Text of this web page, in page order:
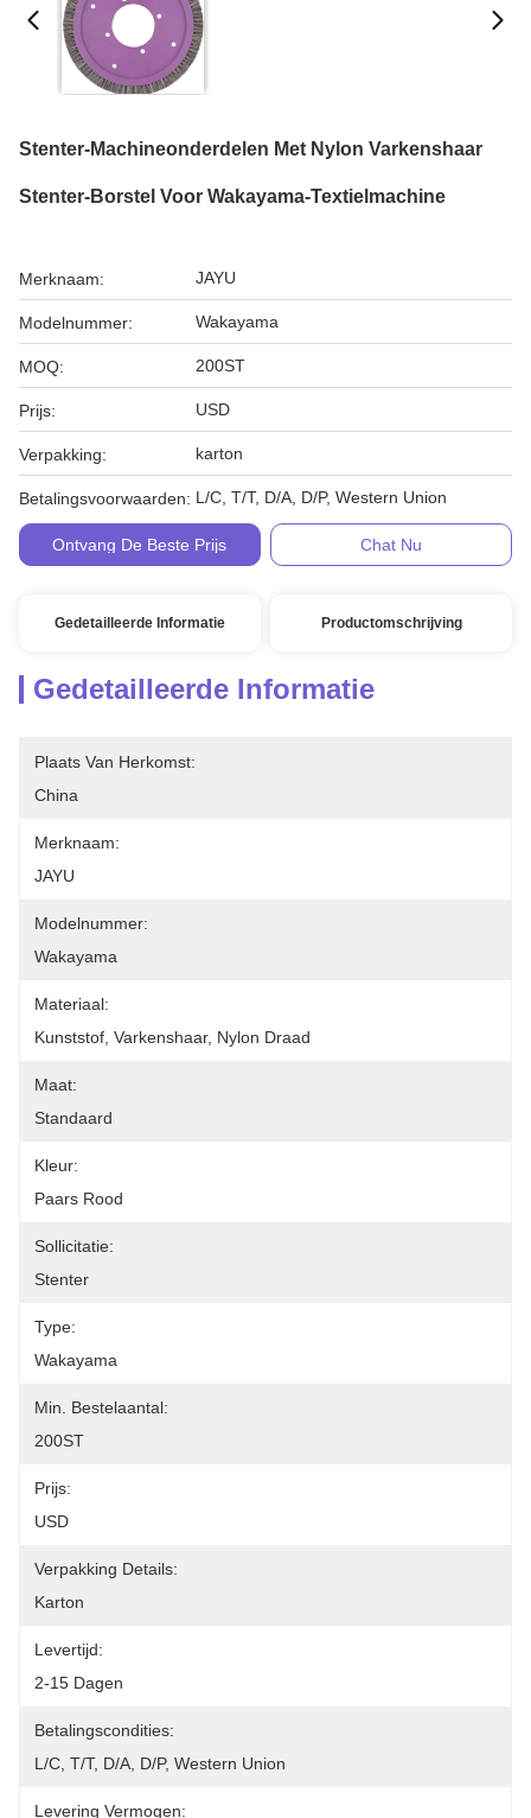
Stenter-Machineonderdelen Met Nylon Varkenshaar
Stenter-Borstel Voor Wakayama-Textielmachine
Merknaam: JAYU
Modelnummer: Wakayama
MOQ: 200ST
Prijs: USD
Verpakking: karton
Betalingsvoorwaarden: L/C, T/T, D/A, D/P, Western Union
Ontvang De Beste Prijs Chat Nu
Gedetailleerde Informatie Productomschrijving
Gedetailleerde Informatie
Plaats Van Herkomst:
China
Merknaam:
JAYU
Modelnummer:
Wakayama
Materiaal:
Kunststof, Varkenshaar, Nylon Draad
Maat:
Standaard
Kleur:
Paars Rood
Sollicitatie:
Stenter
Type:
Wakayama
Min. Bestelaantal:
200ST
Prijs:
USD
Verpakking Details:
Karton
Levertijd:
2-15 Dagen
Betalingscondities:
L/C, T/T, D/A, D/P, Western Union
Levering Vermogen: